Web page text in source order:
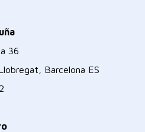
36
Barcelona ES